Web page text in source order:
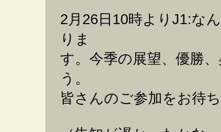
2月26日10時よりJ1:な
りま
す。今季の展望、優勝
う。
皆さんのご参加をお待